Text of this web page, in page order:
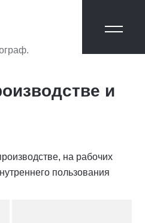
и
на рабочих
пользования